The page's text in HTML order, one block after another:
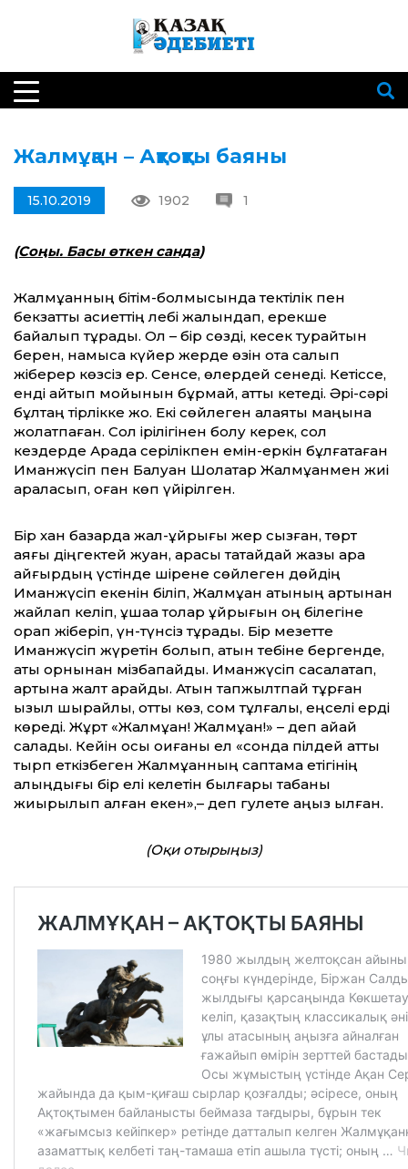
Жалмұқан – Ақтоқты баяны
15.10.2019 1902 1
(Cоңы. Басы өткен санда)
Жалмұқанның бітім-болмысында текті­лік пен
бекзаттық қасиеттің лебі жалындап, ерекше
байқалып тұрады. Ол – бір сөзді, кесек турайтын
берен, намысқа күйер жерде өзін отқа салып
жіберер көзсіз ер. Сенсе, өлердей сенеді. Кетіссе,
енді қайтып мойынын бұрмай, қатты кетеді. Әрі-сәрі
бұлтаң тірлікке жоқ. Екі сөйлеген алаяқты маңына
жолатпаған. Сол ірілігінен болу керек, сол
кездерде Арқада серілікпен емін-еркін бұлғақтаған
Иманжүсіп пен Балуан Шолақтар Жалмұқанмен жиі
араласып, оған көп үйірілген.
Бір хан базарда жал-құйрығы жер сызған, төрт
аяғы діңгектей жуан, арқасы тақтайдай жазық қара
айғырдың үстінде шірене сөйлеген дөйдің
Иманжүсіп екенін біліп, Жалмұқан атының артынан
жайлап келіп, құшаққа толар құйрығын оң білегіне
орап жіберіп, үн-түнсіз тұрады. Бір мезетте
Иманжүсіп жүретін болып, атын тебіне бергенде,
аты орнынан мізбақпайды. Иманжүсіп сасқалақтап,
артына жалт қарайды. Атын тапжылтпай тұрған
қызыл шырайлы, отты көз, сом тұлғалы, еңселі ерді
көреді. Жұрт «Жалмұқан! Жалмұқан!» – деп айқай
салады. Кейін осы оқиғаны ел «сонда пілдей атты
тырп еткізбеген Жалмұқанның саптама етігінің
қалыңдығы бір елі келетін былғары табаны
жиырылып қалған екен»,– деп гулете аңыз қылған.
(Оқи отырыңыз)